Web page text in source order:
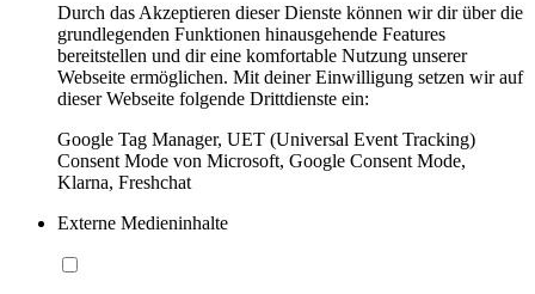
Durch das Akzeptieren dieser Dienste können wir dir über die
grundlegenden Funktionen hinausgehende Features
bereitstellen und dir eine komfortable Nutzung unserer
Webseite ermöglichen. Mit deiner Einwilligung setzen wir auf
dieser Webseite folgende Drittdienste ein:
Google Tag Manager, UET (Universal Event Tracking)
Consent Mode von Microsoft, Google Consent Mode,
Klarna, Freshchat
Externe Medieninhalte